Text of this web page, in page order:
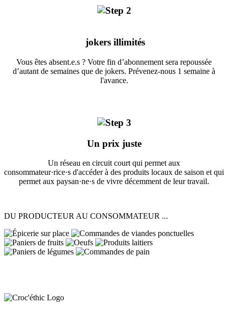
jokers illimités
Vous êtes absent.e.s ? Votre fin d’abonnement sera repoussée
d’autant de semaines que de jokers. Prévenez-nous 1 semaine à
l'avance.
Un prix juste
Un réseau en circuit court qui permet aux
consommateur·rice·s d'accéder à des produits locaux de saison et qui
permet aux paysan·ne·s de vivre décemment de leur travail.
DU PRODUCTEUR AU CONSOMMATEUR ...